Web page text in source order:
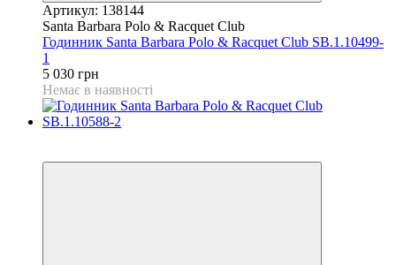
Артикул: 138144
Santa Barbara Polo & Racquet Club
Годинник Santa Barbara Polo & Racquet Club SB.1.10499-
1
5 030 грн
Немає в наявності